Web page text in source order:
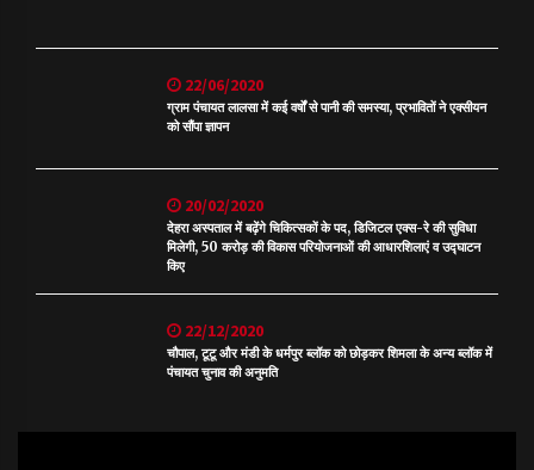
22/06/2020
ग्राम पंचायत लालसा में कई वर्षों से पानी की समस्या, प्रभावितों ने एक्सीयन
को सौंपा ज्ञापन
20/02/2020
देहरा अस्पताल में बढ़ेंगे चिकित्सकों के पद, डिजिटल एक्स-रे की सुविधा
मिलेगी, 50 करोड़ की विकास परियोजनाओं की आधारशिलाएं व उद्घाटन
किए
22/12/2020
चौपाल, टूटू और मंडी के धर्मपुर ब्लॉक को छोड़कर शिमला के अन्य ब्लॉक में
पंचायत चुनाव की अनुमति